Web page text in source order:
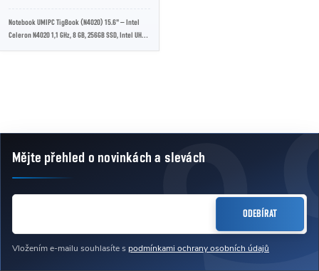
Notebook UMIPC TigBook (N4020) 15.6" – Intel
Celeron N4020 1,1 GHz, 8 GB, 256GB SSD, Intel UHD
Zápatí
Mějte přehled o novinkácha slevách
Vložením e-mailu souhlasíte s podmínkami ochrany osobních údajů
ODEBÍRAT